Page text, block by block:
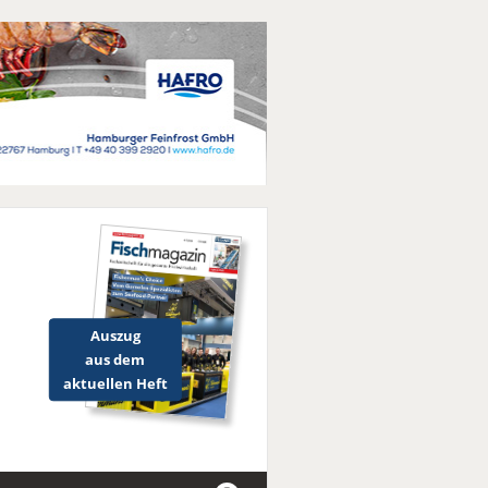
Auszug
aus dem
aktuellen Heft